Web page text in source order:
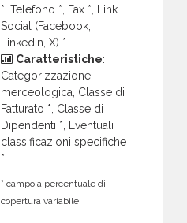
*, Telefono *, Fax *, Link
Social (Facebook,
Linkedin, X) *
Caratteristiche:
Categorizzazione
merceologica, Classe di
Fatturato *, Classe di
Dipendenti *, Eventuali
classificazioni specifiche
*
* campo a percentuale di
copertura variabile.